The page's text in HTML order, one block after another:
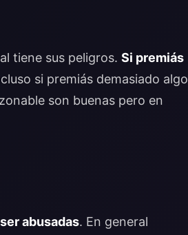
tiene sus peligros. Si premiás
si premiás demasiado algo
son buenas pero en
abusadas. En general